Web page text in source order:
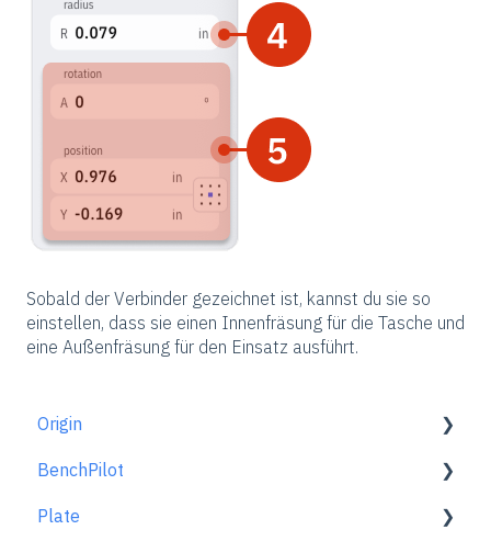
Sobald der Verbinder gezeichnet ist, kannst du sie so
einstellen, dass sie einen Innenfräsung für die Tasche und
eine Außenfräsung für den Einsatz ausführt.
Origin
Erste Schritte
Arbeitsplatz einrichten
BenchPilot
Mit BenchPilot verbinden
Plate